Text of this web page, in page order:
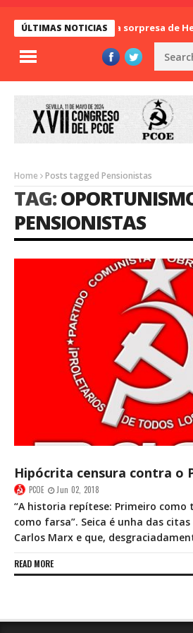
ÚLTIMAS NOTICIASLa sorpresa de
Home Posts tagged Pensionistas
TAG:
PENSIONISTAS
Hipócrita censura contra o
PCOE Jun 02, 2018
“A historia repítese: Primeiro como
como farsa”. Seica é unha das
Carlos Marx e que,
READ MORE